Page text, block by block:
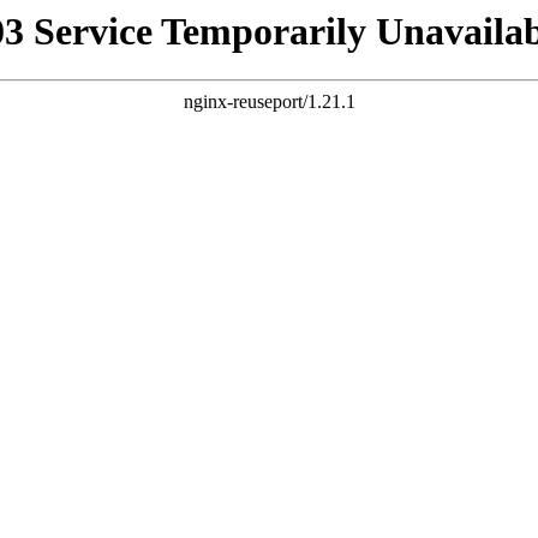
Service Temporarily
nginx-reuseport/1.21.1